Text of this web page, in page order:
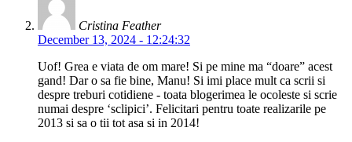
Cristina Feather
December 13, 2024 - 12:24:32
Uof! Grea e viata de om mare! Si pe mine ma “doare” acest
gand! Dar o sa fie bine, Manu! Si imi place mult ca scrii si
despre treburi cotidiene - toata blogerimea le ocoleste si scrie
numai despre ‘sclipici’. Felicitari pentru toate realizarile pe
2013 si sa o tii tot asa si in 2014!